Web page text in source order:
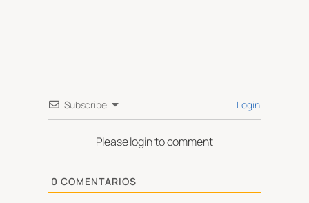
Subscribe Login
Please login to comment
0 COMENTARIOS